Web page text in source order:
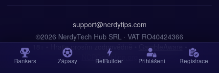
Bankers Zápasy BetBuilder Přihlášení Registrace
18+ • Hrajte prosím zodpovědně • GambleAware
NCPGambling.org
support@nerdytips.com
©2026 NerdyTech Hub SRL · VAT RO40424366